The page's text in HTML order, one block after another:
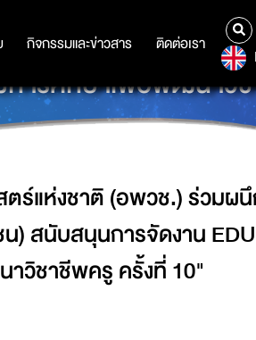
กิจกรรมและข่าวสาร ติดต่อเรา
กิจกรรมและข่าวสาร ติดต่อเรา
ง กับ บริษัท ปิโก (ไท
ารศึกษาเพื่อพัฒนาวิ
แห่งชาติ (อพวช.) ร่วมผ
) สนับสนุนการจัดงาน
วิชาชีพครู ครั้งที่ 10"